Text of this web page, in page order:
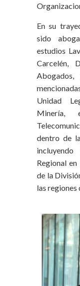
En su
sido
estudios
Carcelén,
Unidad
Minería,
dentro de
Regional
de la
las regiones